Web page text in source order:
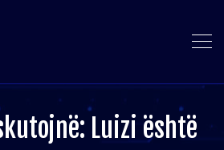
Luizi është